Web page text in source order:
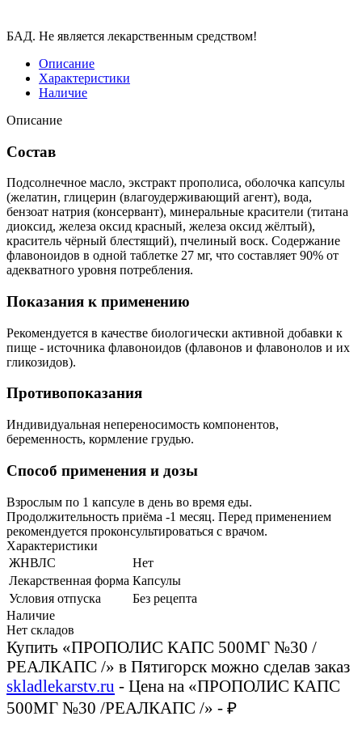
БАД. Не является лекарственным средством!
Описание
Характеристики
Наличие
Описание
Состав
Подсолнечное масло, экстракт прополиса, оболочка капсулы
(желатин, глицерин (влагоудерживающий агент), вода,
бензоат натрия (консервант), минеральные красители (титана
диоксид, железа оксид красный, железа оксид жёлтый),
краситель чёрный блестящий), пчелиный воск. Содержание
флавоноидов в одной таблетке 27 мг, что составляет 90% от
адекватного уровня потребления.
Показания к применению
Рекомендуется в качестве биологически активной добавки к
пище - источника флавоноидов (флавонов и флавонолов и их
гликозидов).
Противопоказания
Индивидуальная непереносимость компонентов,
беременность, кормление грудью.
Способ применения и дозы
Взрослым по 1 капсуле в день во время еды.
Продолжительность приёма -1 месяц. Перед применением
рекомендуется проконсультироваться с врачом.
Характеристики
ЖНВЛС
Нет
Лекарственная форма Капсулы
Условия отпуска
Без рецепта
Наличие
Нет складов
Купить «ПРОПОЛИС КАПС 500МГ №30 /
РЕАЛКАПС /» в Пятигорск можно сделав заказ
skladlekarstv.ru - Цена на «ПРОПОЛИС КАПС
500МГ №30 /РЕАЛКАПС /» - ₽